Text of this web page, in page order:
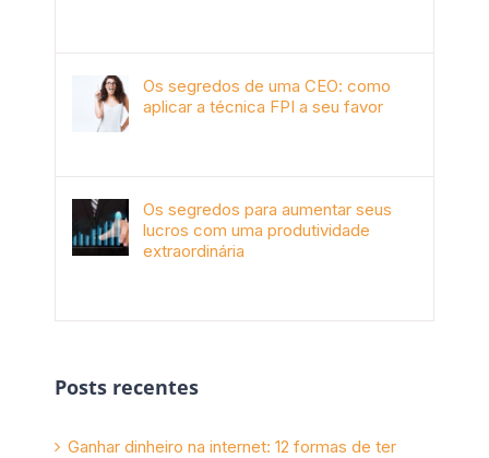
Os segredos de uma CEO: como
aplicar a técnica FPI a seu favor
Os segredos para aumentar seus
lucros com uma produtividade
extraordinária
Posts recentes
Ganhar dinheiro na internet: 12 formas de ter